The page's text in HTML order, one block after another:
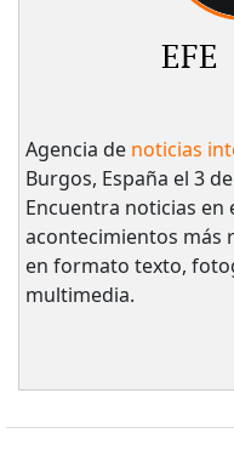
EFE
Agencia de noticias
Burgos, España el 3
Encuentra noticias en
acontecimientos más
en formato texto,
multimedia.